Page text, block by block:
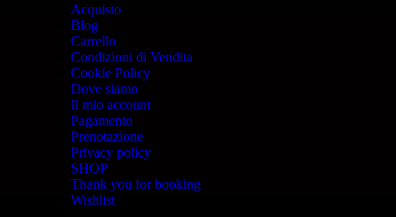
Acquisto
Blog
Carrello
Condizioni di Vendita
Cookie Policy
Dove siamo
Il mio account
Pagamento
Prenotazione
Privacy policy
SHOP
Thank you for booking
Wishlist